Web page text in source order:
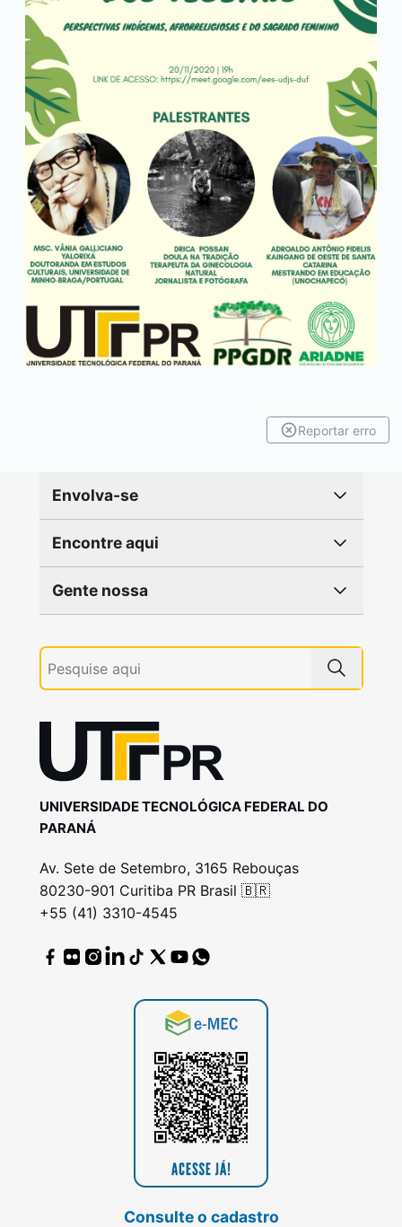
Reportar erro
Envolva-se
Encontre aqui
Gente nossa
UNIVERSIDADE TECNOLÓGICA FEDERAL DO
PARANÁ
Av. Sete de Setembro, 3165 Rebouças
80230-901 Curitiba PR Brasil 🇧🇷
+55 (41) 3310-4545
Consulte o cadastro